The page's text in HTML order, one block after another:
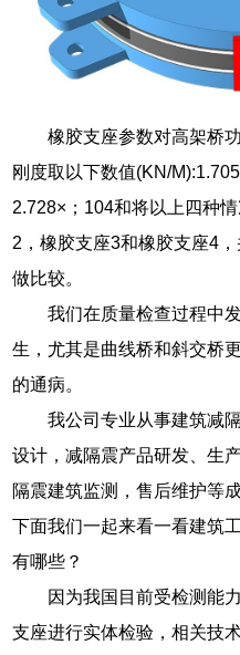
橡胶支座参数对高架桥
刚度取以下数值(KN/
2.728×；104和将以上四种
2，橡胶支座3和橡胶支座4
做比较。
我们在质量检查过程中
生，尤其是曲线桥和斜交桥
的通病。
我公司专业从事建筑减
设计，减隔震产品研发、生
隔震建筑监测，售后维护等
下面我们一起来看一看建筑
有哪些？
因为我国目前受检测能
支座进行实体检验，相关技